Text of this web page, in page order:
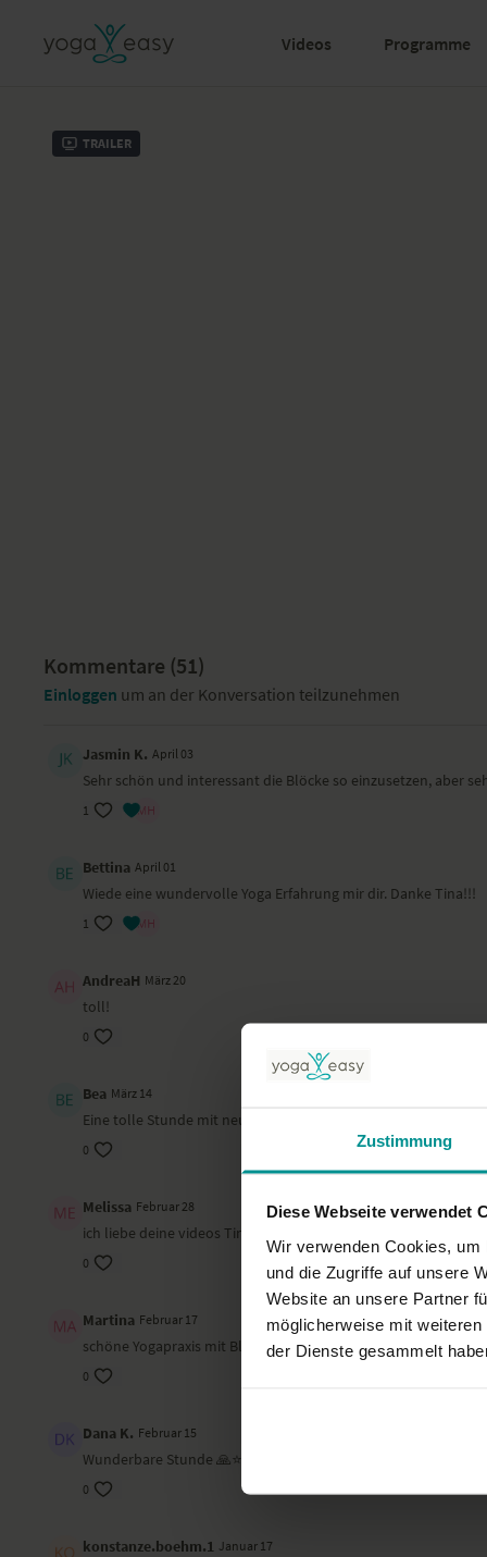
Zustimmung
Diese Webseite verwendet
Wir verwenden Cookies,
und die Zugriffe auf unsere
Website an unsere Partner
möglicherweise mit
der Dienste gesammelt
Videos Programme
Trailer
Kommentare (51)
Einloggen um an der Konversation teilzunehmen
Jasmin K. April 03
Sehr schön und interessant die Blöcke so einzusetzen, aber
1
Bettina April 01
Wiede eine wundervolle Yoga Erfahrung mir dir. Danke Tina!!!
1
AndreaH März 20
toll!
0
Bea März 14
Eine tolle Stunde mit neuen uns spannenden Variationen,
0
Melissa Februar 28
ich liebe deine videos Tina, vielen Dank!
0
Martina Februar 17
schöne Yogapraxis mit Blöcken. Das hat mir gut gefallen!
0
Dana K. Februar 15
Wunderbare Stunde 🙏⭐️🙏
0
konstanze.boehm.1 Januar 17